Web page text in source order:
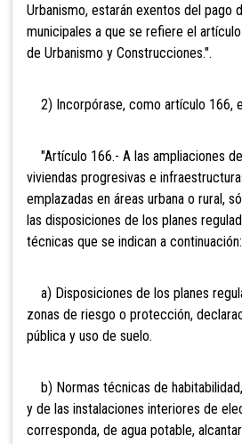
Urbanismo, estarán exentos del pago
municipales a que se refiere el
de Urbanismo y Construcciones.".
2) Incorpórase, como artículo 166,
"Artículo 166.- A las ampliaciones
viviendas progresivas e
emplazadas en áreas urbana o rural,
las disposiciones de los planes
técnicas que se indican a continuación:
a) Disposiciones de los planes
zonas de riesgo o protección,
pública y uso de suelo.
b) Normas técnicas de
y de las instalaciones interiores de
corresponda, de agua potable,